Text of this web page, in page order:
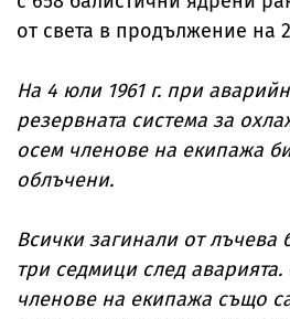
от света в продължение на
На 4 юли 1961 г. при
резервната система за
осем членове на екипажа
облъчени.
Всички загинали от лъчева
три седмици след аварията.
членове на екипажа също